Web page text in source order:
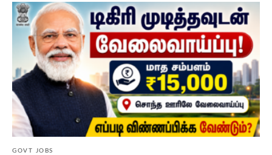
GOVT JOBS